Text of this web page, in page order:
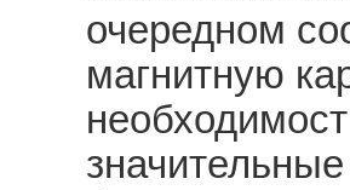
очередном
магнитную